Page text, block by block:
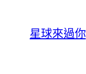
星球來過你